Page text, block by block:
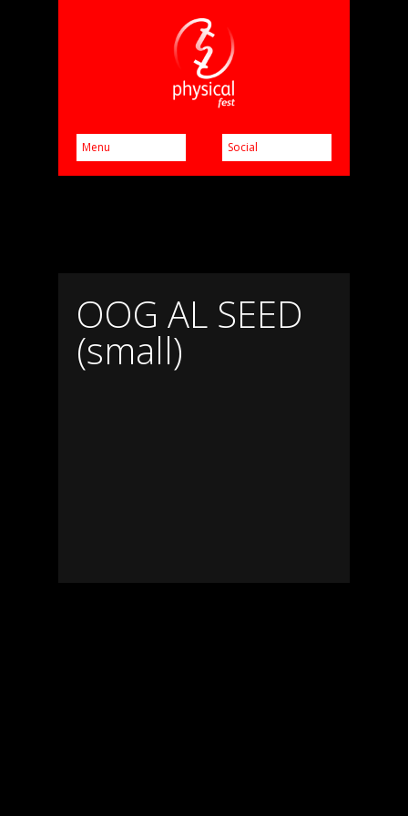
OOG AL SEED
(small)